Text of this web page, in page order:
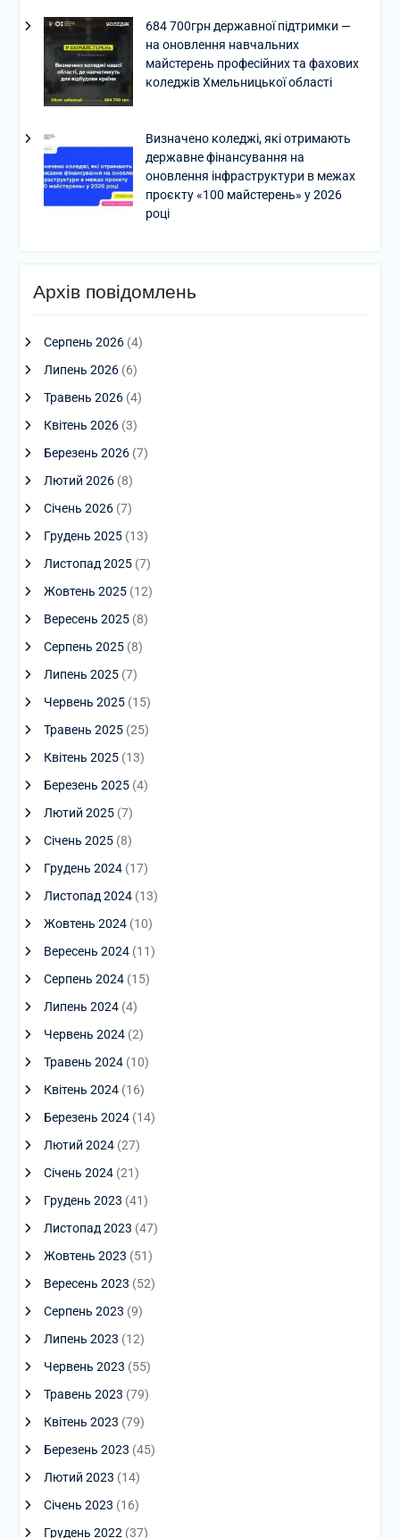
684 700грн державної підтримки —
на оновлення навчальних
майстерень професійних та фахових
коледжів Хмельницької області
Визначено коледжі, які отримають
державне фінансування на
оновлення інфраструктури в межах
проєкту «100 майстерень» у 2026
році
Архів повідомлень
Серпень 2026(4)
Липень 2026(6)
Травень 2026(4)
Квітень 2026(3)
Березень 2026(7)
Лютий 2026(8)
Січень 2026(7)
Грудень 2025(13)
Листопад 2025(7)
Жовтень 2025(12)
Вересень 2025(8)
Серпень 2025(8)
Липень 2025(7)
Червень 2025(15)
Травень 2025(25)
Квітень 2025(13)
Березень 2025(4)
Лютий 2025(7)
Січень 2025(8)
Грудень 2024(17)
Листопад 2024(13)
Жовтень 2024(10)
Вересень 2024(11)
Серпень 2024(15)
Липень 2024(4)
Червень 2024(2)
Травень 2024(10)
Квітень 2024(16)
Березень 2024(14)
Лютий 2024(27)
Січень 2024(21)
Грудень 2023 (41)
Листопад 2023 (47)
Жовтень 2023 (51)
Вересень 2023 (52)
Серпень 2023 (9)
Липень 2023 (12)
Червень 2023 (55)
Травень 2023 (79)
Квітень 2023 (79)
Березень 2023 (45)
Лютий 2023 (14)
Січень 2023 (16)
Грудень 2022 (37)